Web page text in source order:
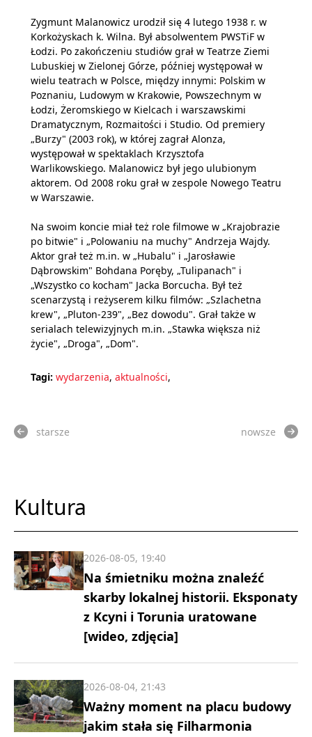
Zygmunt Malanowicz urodził się 4 lutego 1938 r. w
Korkożyskach k. Wilna. Był absolwentem PWSTiF w
Łodzi. Po zakończeniu studiów grał w Teatrze Ziemi
Lubuskiej w Zielonej Górze, później występował w
wielu teatrach w Polsce, między innymi: Polskim w
Poznaniu, Ludowym w Krakowie, Powszechnym w
Łodzi, Żeromskiego w Kielcach i warszawskimi
Dramatycznym, Rozmaitości i Studio. Od premiery
„Burzy" (2003 rok), w której zagrał Alonza,
występował w spektaklach Krzysztofa
Warlikowskiego. Malanowicz był jego ulubionym
aktorem. Od 2008 roku grał w zespole Nowego Teatru
w Warszawie.
Na swoim koncie miał też role filmowe w „Krajobrazie
po bitwie" i „Polowaniu na muchy" Andrzeja Wajdy.
Aktor grał też m.in. w „Hubalu" i „Jarosławie
Dąbrowskim" Bohdana Poręby, „Tulipanach" i
„Wszystko co kocham" Jacka Borcucha. Był też
scenarzystą i reżyserem kilku filmów: „Szlachetna
krew", „Pluton-239", „Bez dowodu". Grał także w
serialach telewizyjnych m.in. „Stawka większa niż
życie", „Droga", „Dom".
Tagi: wydarzenia, aktualności,
starsze nowsze
Kultura
Na śmietniku można znaleźć
skarby lokalnej historii. Eksponaty
z Kcyni i Torunia uratowane
[wideo, zdjęcia]
2026-08-05, 19:40
Ważny moment na placu budowy
jakim stała się Filharmonia
2026-08-04, 21:43